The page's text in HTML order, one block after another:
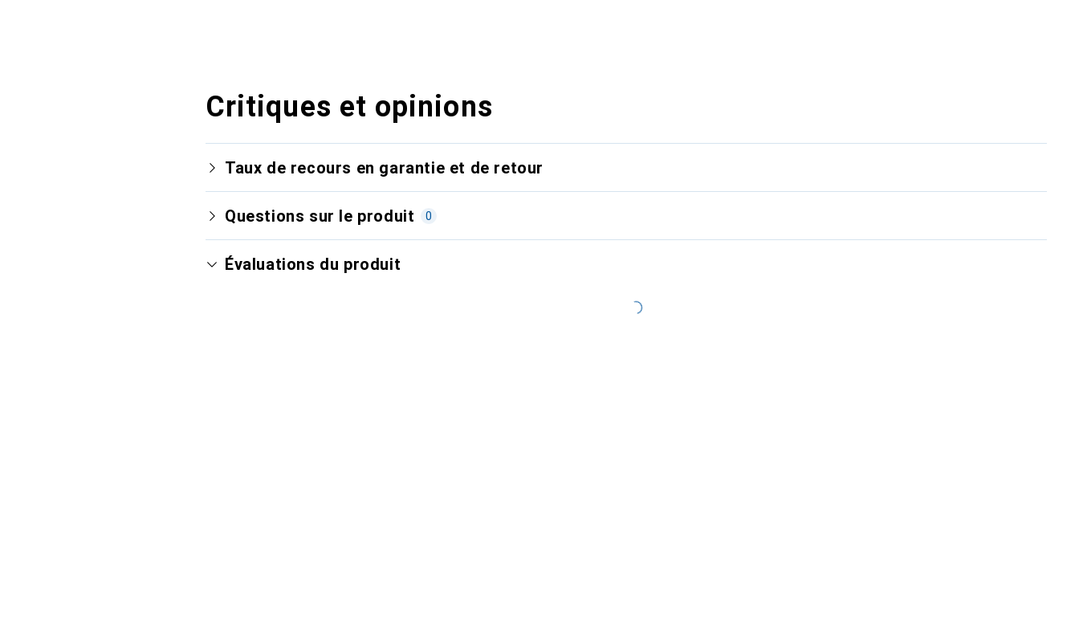
Critiques et opinions
Taux de recours en garantie et de retour
Questions sur le produit 0
Évaluations du produit